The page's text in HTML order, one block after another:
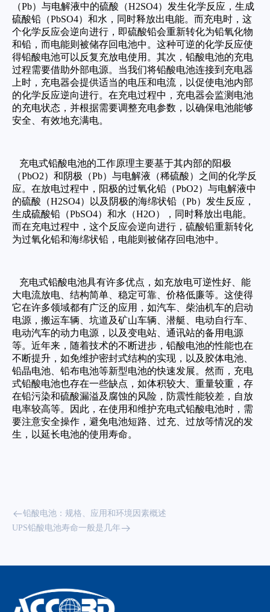
（Pb）与电解液中的硫酸（H2SO4）发生化学反应，生成
硫酸铅（PbSO4）和水，同时释放出电能。而充电时，这
个化学反应会逆向进行，即硫酸铅会重新转化为铅氧化物
和铅，而电能则被储存回电池中。这种可逆的化学反应使
得铅酸电池可以反复充放电使用。其次，铅酸电池的充电
过程需要借助外部电源。当我们将铅酸电池连接到充电器
上时，充电器会提供适当的电压和电流，以促使电池内部
的化学反应逆向进行。在充电过程中，充电器会监测电池
的充电状态，并根据需要调整充电参数，以确保电池能够
安全、有效地充满电。
充电式铅酸电池的工作原理主要基于其内部的阳极
（PbO2）和阴极（Pb）与电解液（稀硫酸）之间的化学反
应。在放电过程中，阳极的过氧化铅（PbO2）与电解液中
的硫酸（H2SO4）以及阴极的海绵状铅（Pb）发生反应，
生成硫酸铅（PbSO4）和水（H2O），同时释放出电能。
而在充电过程中，这个反应会逆向进行，硫酸铅重新转化
为过氧化铅和海绵状铅，电能则被储存回电池中。
充电式铅酸电池具有许多优点，如充放电可逆性好、能
大电流放电、结构简单、稳定可靠、价格低廉等。这使得
它在许多领域都有广泛的应用，如汽车、柴油机车的启动
电源，搬运车辆、坑道及矿山车辆、潜艇、电动自行车、
电动汽车的动力电源，以及变电站、通讯站的备用电源
等。近年来，随着技术的不断进步，铅酸电池的性能也在
不断提升，如免维护密封式结构的实现，以及胶体电池、
铅晶电池、铅布电池等新型电池的快速发展。然而，充电
式铅酸电池也存在一些缺点，如体积较大、重量较重，存
在铅污染和硫酸漏溢及腐蚀的风险，防震性能较差，自放
电率较高等。因此，在使用和维护充电式铅酸电池时，需
要注意安全操作，避免电池短路、过充、过放等情况的发
生，以延长电池的使用寿命。
铅酸电池：规格、应用和环境因素概述
UPS铅酸电池寿命一般是几年